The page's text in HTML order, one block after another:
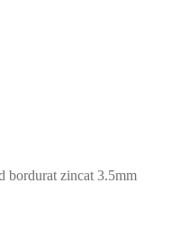
bordurat zincat 3.5mm